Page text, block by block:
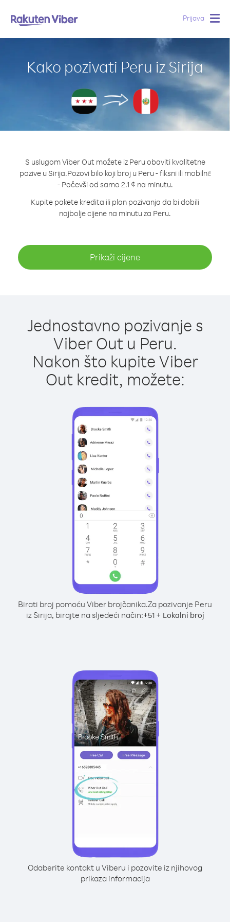
Prijava
Kako pozivati Peru iz Sirija
S uslugom Viber Out možete iz Peru obaviti kvalitetne
pozive u Sirija.Pozovi bilo koji broj u Peru - fiksni ili mobilni!
- Počevši od samo 2.1 ¢ na minutu.
Kupite pakete kredita ili plan pozivanja da bi dobili
najbolje cijene na minutu za Peru.
Prikaži cijene
Jednostavno pozivanje s
Viber Out u Peru.
Nakon što kupite Viber
Out kredit, možete:
Birati broj pomoću Viber brojčanika.Za pozivanje Peru
iz Sirija, birajte na sljedeći način:+51+ Lokalni broj
Odaberite kontakt u Viberu i pozovite iz njihovog
prikaza informacija